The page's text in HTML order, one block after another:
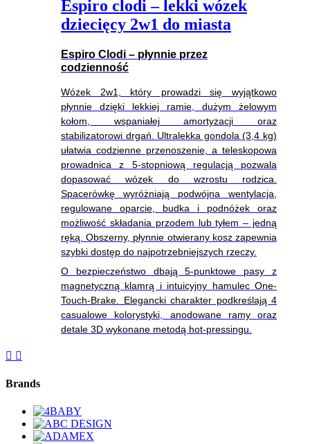
Espiro clodi – lekki wózek
dziecięcy 2w1 do miasta
Espiro Clodi – płynnie przez
codzienność
Wózek 2w1, który prowadzi się wyjątkowo
płynnie dzięki lekkiej ramie, dużym żelowym
kołom, wspaniałej amortyzacji oraz
stabilizatorowi drgań. Ultralekka gondola (3,4 kg)
ułatwia codzienne przenoszenie, a teleskopowa
prowadnica z 5-stopniową regulacją pozwala
dopasować wózek do wzrostu rodzica.
Spacerówkę wyróżniają podwójna wentylacja,
regulowane oparcie, budka i podnóżek oraz
możliwość składania przodem lub tyłem – jedną
ręką. Obszerny, płynnie otwierany kosz zapewnia
szybki dostęp do najpotrzebniejszych rzeczy.
O bezpieczeństwo dbają 5-punktowe pasy z
magnetyczną klamrą i intuicyjny hamulec One-
Touch-Brake. Elegancki charakter podkreślają 4
casualowe kolorystyki, anodowane ramy oraz
detale 3D wykonane metodą hot-pressingu.
 
Brands